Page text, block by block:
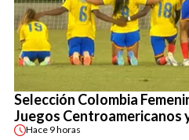
Selección Colombia
Juegos Centroamericanos
Hace 9 horas